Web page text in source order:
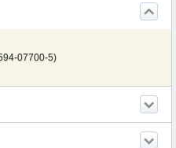
07700-5)